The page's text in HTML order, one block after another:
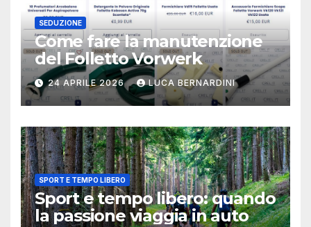
SEDUZIONE
Come fare la manutenzione
del Folletto Vorwerk
24 APRILE 2026 LUCA BERNARDINI
SPORT E TEMPO LIBERO
Sport e tempo libero: quando
la passione viaggia in auto